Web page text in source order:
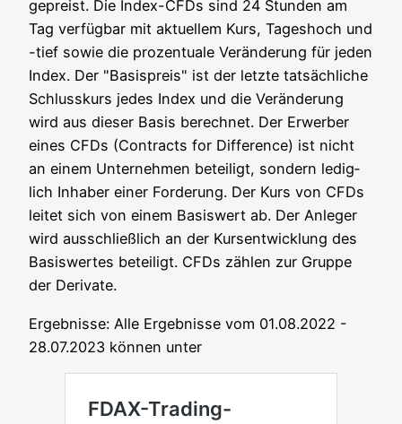
gepreist. Die Index-CFDs sind 24 Stun­den am
Tag ver­füg­bar mit aktu­el­lem Kurs, Tages­hoch und
-tief sowie die pro­zen­tua­le Ver­än­de­rung für jeden
Index. Der "Basis­preis" ist der letz­te tat­säch­li­che
Schluss­kurs jedes Index und die Ver­än­de­rung
wird aus die­ser Basis berech­net. Der Erwer­ber
eines CFDs (Con­tracts for Dif­fe­rence) ist nicht
an einem Unter­neh­men betei­ligt, son­dern ledig­
lich Inha­ber einer For­de­rung. Der Kurs von CFDs
lei­tet sich von einem Basis­wert ab. Der Anle­ger
wird aus­schließ­lich an der Kurs­ent­wick­lung des
Basis­wer­tes betei­ligt. CFDs zäh­len zur Grup­pe
der Derivate.
Ergeb­nis­se: Alle Ergeb­nis­se vom 01.08.2022 -
28.07.2023 kön­nen unter